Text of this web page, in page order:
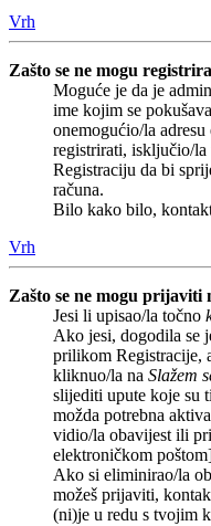
Vrh
Zašto se ne mogu
Moguće je da je
ime kojim se
onemogućio/la
registrirati, isključio/la
Registraciju da bi
računa.
Bilo kako bilo,
Vrh
Zašto se ne mogu
Jesi li upisao/la točno
Ako jesi, dogodila se
prilikom Registracije,
kliknuo/la na Slažem
slijediti upute koje su
možda potrebna
vidio/la obavijest ili
elektroničkom
Ako si eliminirao/la
možeš prijaviti,
(ni)je u redu s tvojim